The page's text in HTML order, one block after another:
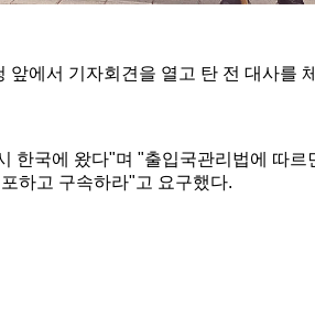
앞에서 기자회견을 열고 탄 전 대사를
한국에 왔다"며 "출입국관리법에 따르
하고 구속하라"고 요구했다.